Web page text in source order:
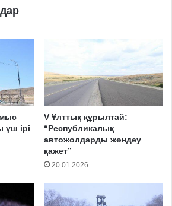
үш ірі
V Ұлттық құрылтай:
“Республикалық
автожолдарды жөндеу
қажет”
20.01.2026